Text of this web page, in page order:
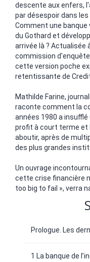
descente aux enfers,
par désespoir dans
Comment une banque
du Gothard et
arrivée là ? Actualisée
commission
cette version poche
retentissante de
Mathilde Farine,
raconte comment la
années 1980 a
profit à court terme et
aboutir, après de
des plus grandes
Un ouvrage
cette crise financière
too big to fail », verra
Prologue. Les
1 La banque de